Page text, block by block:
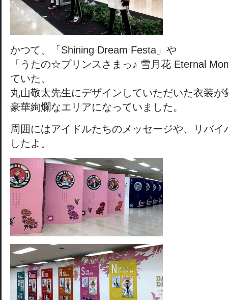
かつて、「Shining Dream Festa」や
「うたの☆プリンスさまっ♪ 雪月花 Eternal
ていた、
丸山敬太先生にデザインしていただいた衣装が
豪華絢爛なエリアになっていました。
周囲にはアイドルたちのメッセージや、リバ
したよ。